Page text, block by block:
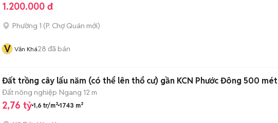
1.200.000 đ
Phường 1 (P. Chợ Quán mới)
V Văn Khá28 đã bán
Đất trồng cây lấu năm (có thể lên thổ cư) gần KCN Phước Đông 500 mét
Đất nông nghiệp Ngang 12 m
2,76 tỷ 1,6 tr/m² 1743 m²